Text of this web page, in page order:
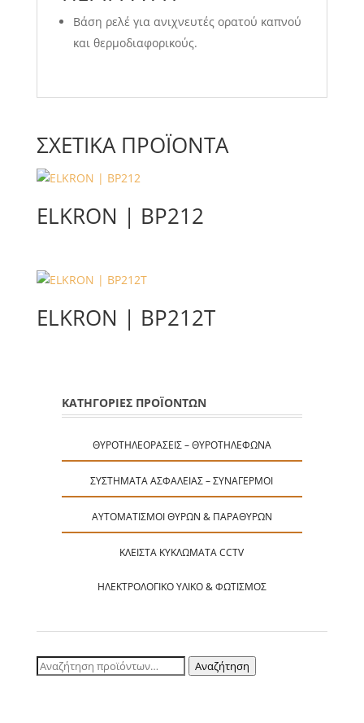
Βάση ρελέ για ανιχνευτές ορατού καπνού
και θερμοδιαφορικούς.
ΣΧΕΤΙΚΆ ΠΡΟΪΌΝΤΑ
ELKRON | BP212
ELKRON | BP212T
ΚΑΤΗΓΟΡΙΕΣ ΠΡΟΪΟΝΤΩΝ
ΘΥΡΟΤΗΛΕΟΡΆΣΕΙΣ – ΘΥΡΟΤΗΛΈΦΩΝΑ
ΣΥΣΤΉΜΑΤΑ ΑΣΦΑΛΕΊΑΣ – ΣΥΝΑΓΕΡΜΟΊ
ΑΥΤΟΜΑΤΙΣΜΟΊ ΘΥΡΏΝ & ΠΑΡΑΘΎΡΩΝ
ΚΛΕΙΣΤΆ ΚΥΚΛΏΜΑΤΑ CCTV
ΗΛΕΚΤΡΟΛΟΓΙΚΌ ΥΛΙΚΌ & ΦΩΤΙΣΜΌΣ
Αναζήτηση
Αναζήτηση